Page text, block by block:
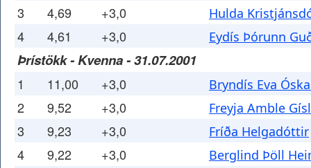
3 4,69 +3,0 Hulda
4 4,61 +3,0 Eydís Þórunn
Þrístökk - Kvenna - 31.07.2001
1 11,00 +3,0 Bryndís Eva
2 9,52 +3,0 Freyja Amble
3 9,23 +3,0 Fríða Helgadóttir
4 9,22 +3,0 Berglind Þöll